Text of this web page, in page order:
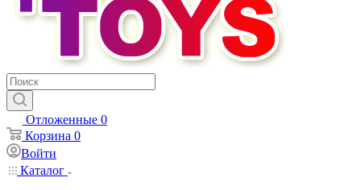
Отложенные 0
Корзина 0
Войти
Каталог